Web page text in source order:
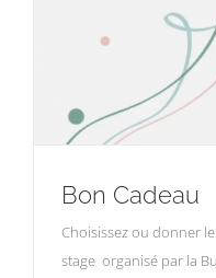
Bon Cadeau
Choisissez ou donner
stage organisé par la